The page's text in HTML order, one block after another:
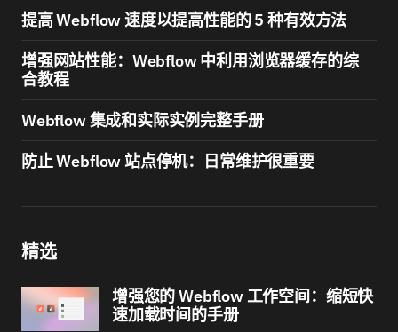
提高 Webflow 速度以提高性能的 5 种有效方法
增强网站性能：Webflow 中利用浏览器缓存的综
合教程
Webflow 集成和实际实例完整手册
防止 Webflow 站点停机：日常维护很重要
精选
增强您的 Webflow 工作空间：缩短快
速加载时间的手册